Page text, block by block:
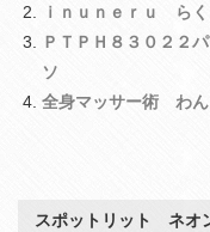
ｉｎｕｎｅｒｕ ら
ＰＴＰＨ８３０２２
ソ
全身マッサー術 わん
スポットリット ネオ